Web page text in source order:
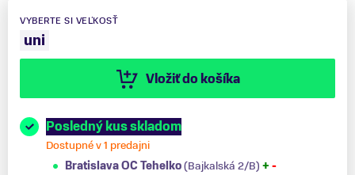
VYBERTE SI VEĽKOSŤ
uni
Vložiť do košíka
Posledný kus skladom
Dostupné v 1 predajni
Bratislava OC Tehelko(Bajkalská 2/B) + -